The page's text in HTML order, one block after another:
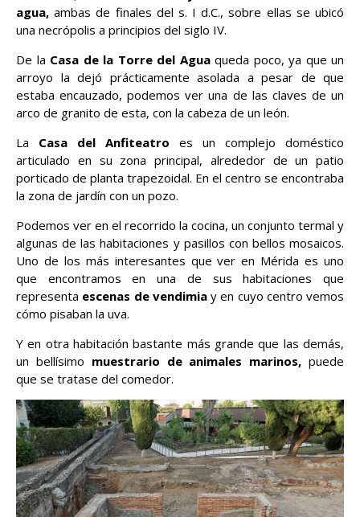
agua,ambas de finales del s. I d.C., sobre ellas se ubicó
una necrópolis a principios del siglo IV.
De la Casa de la Torre del Aguaqueda poco, ya que un
arroyo la dejó prácticamente asolada a pesar de que
estaba encauzado, podemos ver una de las claves de un
arco de granito de esta, con la cabeza de un león.
La Casa del Anfiteatro es un complejo doméstico
articulado en su zona principal, alrededor de un patio
porticado de planta trapezoidal. En el centro se encontraba
la zona de jardín con un pozo.
Podemos ver en el recorrido la cocina, un conjunto termal y
algunas de las habitaciones y pasillos con bellos mosaicos.
Uno de los más interesantes que ver en Mérida es uno
que encontramos en una de sus habitaciones que
representa escenas de vendimiay en cuyo centro vemos
cómo pisaban la uva.
Y en otra habitación bastante más grande que las demás,
un bellísimo muestrario de animales marinos, puede
que se tratase del comedor.